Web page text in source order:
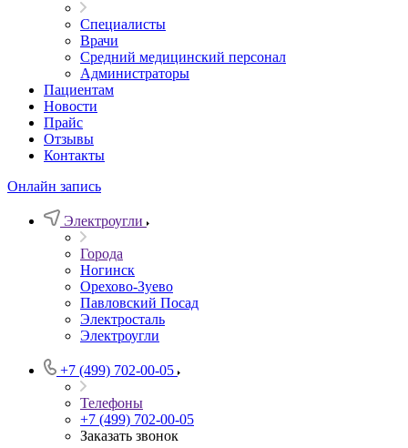
Специалисты
Врачи
Средний медицинский персонал
Администраторы
Пациентам
Новости
Прайс
Отзывы
Контакты
Онлайн запись
Электроугли
Города
Ногинск
Орехово-Зуево
Павловский Посад
Электросталь
Электроугли
+7 (499) 702-00-05
Телефоны
+7 (499) 702-00-05
Заказать звонок